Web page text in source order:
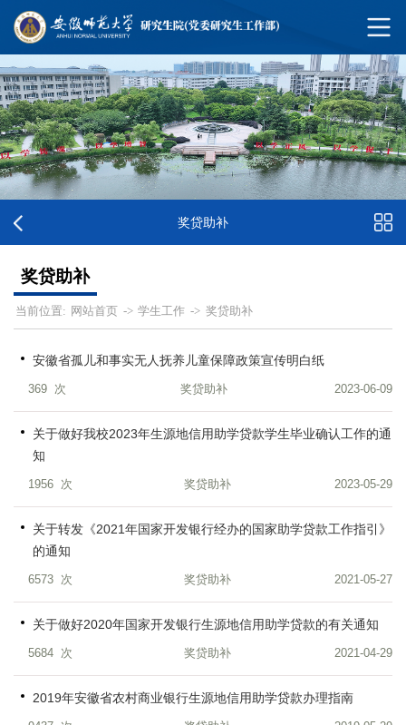
奖贷助补
奖贷助补
当前位置: 网站首页 -> 学生工作 -> 奖贷助补
安徽省孤儿和事实无人抚养儿童保障政策宣传明白纸
369 次 奖贷助补 2023-06-09
关于做好我校2023年生源地信用助学贷款学生毕业确认工作的通
知
1956 次 奖贷助补 2023-05-29
关于转发《2021年国家开发银行经办的国家助学贷款工作指引》
的通知
6573 次 奖贷助补 2021-05-27
关于做好2020年国家开发银行生源地信用助学贷款的有关通知
5684 次 奖贷助补 2021-04-29
2019年安徽省农村商业银行生源地信用助学贷款办理指南